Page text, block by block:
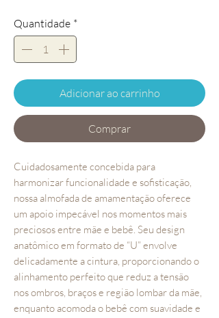
Quantidade *
Adicionar ao carrinho
Comprar
Cuidadosamente concebida para
harmonizar funcionalidade e sofisticação,
nossa almofada de amamentação oferece
um apoio impecável nos momentos mais
preciosos entre mãe e bebê. Seu design
anatômico em formato de “U” envolve
delicadamente a cintura, proporcionando o
alinhamento perfeito que reduz a tensão
nos ombros, braços e região lombar da mãe,
enquanto acomoda o bebê com suavidade e